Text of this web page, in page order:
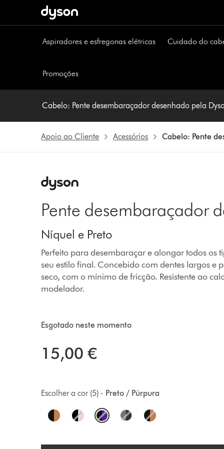
Aspiradores e esfregonas elétricas Cuidado do
Promoções
Cabelo: Pente desembaraçador desenhado pela
Apoio ao Cliente Acessórios Cabelo: Pente
Pente desembaraçador
Níquel e Preto
Perfeito para desembaraçar e alongar todos os
seu estilo final. Concebido com dentes largos e
seco, com o mínimo de fricção. Resistente ao
modelador.
Esgotado neste momento
15,00 €
Preto / Púrpura
Escolher a cor (5) -
O